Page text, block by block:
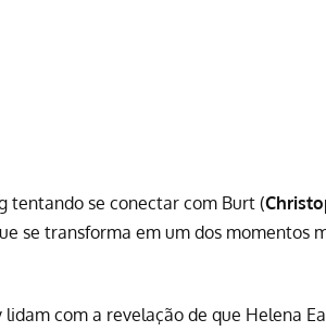
tentando se conectar com Burt (
se transforma em um dos momentos
com a revelação de que Helena